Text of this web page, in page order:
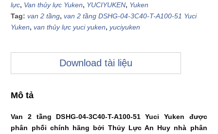
lực, Van thủy lực Yuken, YUCIYUKEN, Yuken
Tag:van 2 tầng,van 2 tầng DSHG-04-3C40-T-A100-51 Yuci
Yuken,van thủy lực yuci yuken,yuciyuken
Download tài liệu
Mô tả
Van 2 tầng DSHG-04-3C40-T-A100-51 Yuci Yuken được
phân phối chính hãng bởi Thủy Lực An Huy nhà phân